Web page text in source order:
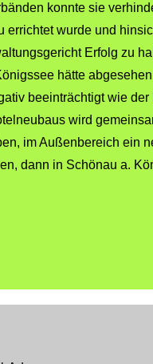
konnte sie
errichtet wurde und
Erfolg zu
hätte
beeinträchtigt wie
wird
im Außenbereich ein
dann in Schönau a.